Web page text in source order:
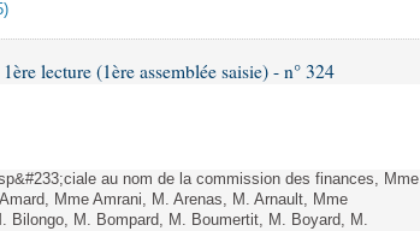
lecture (1ère assemblée saisie) - n° 324
au nom de la commission des finances, Mme
Mme Amrani, M. Arenas, M. Arnault, Mme
Bilongo, M. Bompard, M. Boumertit, M. Boyard, M.